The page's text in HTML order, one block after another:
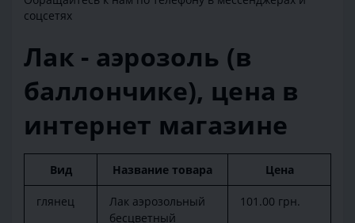
соцсетях
Лак - аэрозоль (в
баллончике), цена в
интернет магазине
Вид Название товара Цена
глянец
Лак аэрозольный
бесцветный
101.00 грн.